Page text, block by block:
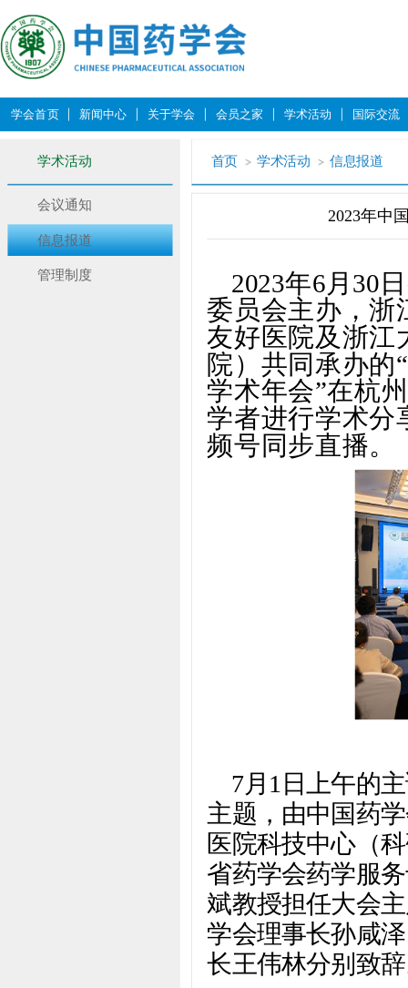
学会首页 新闻中心 关于学会 会员之家 学术活动 国际交流
学术活动
会议通知
信息报道
管理制度
首页 学术活动 信息报道
2023年中
2023年6月30
委员会主办，浙
友好医院及浙江
院）共同承办的
学术年会”在杭
学者进行学术分
频号同步直播。
7月1日上午的
主题，由中国药
医院科技中心（
省药学会药学服
斌教授担任大会
学会理事长孙咸
长王伟林分别致